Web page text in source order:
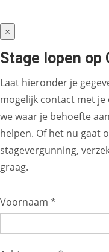
×
Stage lopen op
Laat hieronder je
mogelijk contact met je
we waar je behoefte
helpen. Of het nu gaat
stagevergunning,
graag.
Voornaam *